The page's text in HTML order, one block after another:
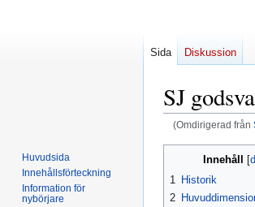
SJ
(Omdirigerad från
Innehåll
1
Historik
2
Sida Diskussion
Huvudsida
Innehållsförteckning
Information för
nybörjare